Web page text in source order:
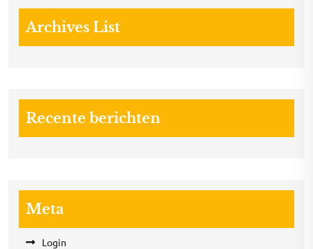
Archives List
Recente berichten
Meta
Login